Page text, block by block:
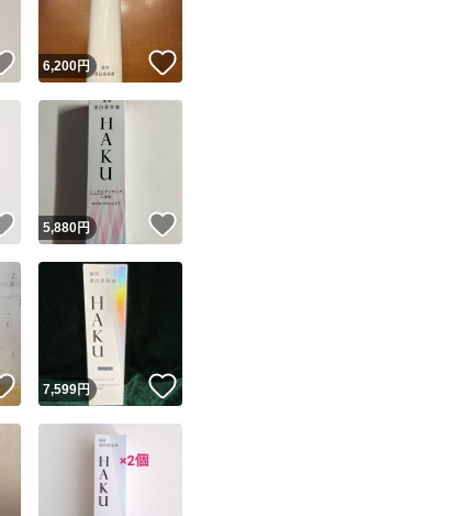
いいね！
6,200円
いいね！
5,880円
いいね！
7,599円 いいね！